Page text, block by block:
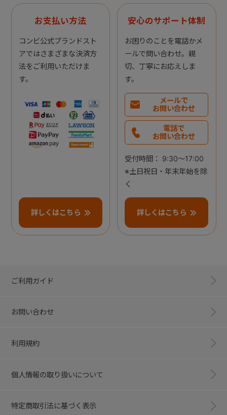
お支払い方法
コンビ公式ブランドスト
アではさまざまな決済方
法をご利用いただけま
す。
詳しくはこちら
安心のサポート体制
お困りのことを電話かメ
ールで問い合わせ。親
切、丁寧にお応えしま
す。
メールで
お問い合わせ
電話で
お問い合わせ
受付時間： 9:30～17:00
※土日祝日・年末年始を除
く
詳しくはこちら
ご利用ガイド
お問い合わせ
利用規約
個人情報の取り扱いについて
特定商取引法に基づく表示